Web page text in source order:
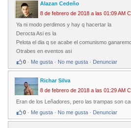
Alazan Cedeño
8 de febrero de 2018 a las 01:09 AM
Ya ni modo perdimos y hay q hacertar la
Derocta Asi es la
Pelota el dia q se acabe el comunismo
Otrabes en eventos asi
0 · Me gusta · No me gusta · Denunciar
Richar Silva
8 de febrero de 2018 a las 01:29 AM
Eran de los Leñadores, pero las trampas son
0 · Me gusta · No me gusta · Denunciar